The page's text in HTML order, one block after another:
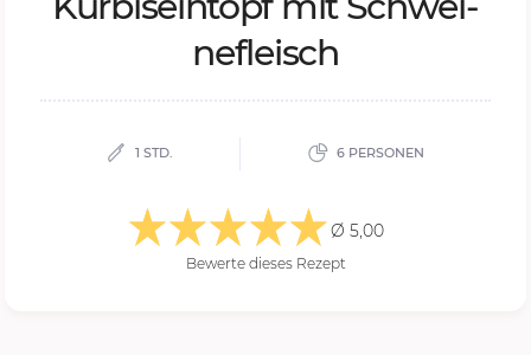
ne­fleisch
1 STD. 6 PERSONEN
Ø 5,00
Bewerte dieses Rezept